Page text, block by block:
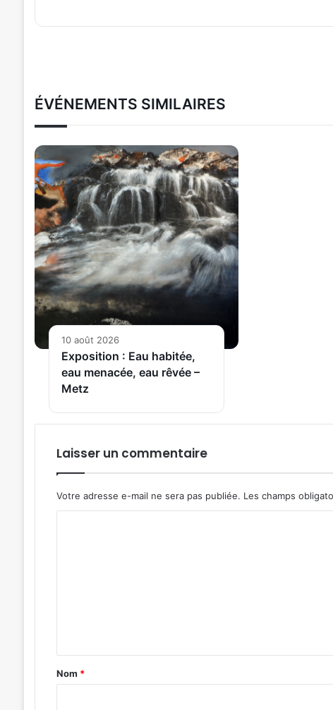
ÉVÉNEMENTS SIMILAIRES
10 août 2026
Exposition : Eau habitée,
eau menacée, eau rêvée –
Metz
Laisser un commentaire
Votre adresse e-mail ne sera pas publiée. Les champs
a
Nom *